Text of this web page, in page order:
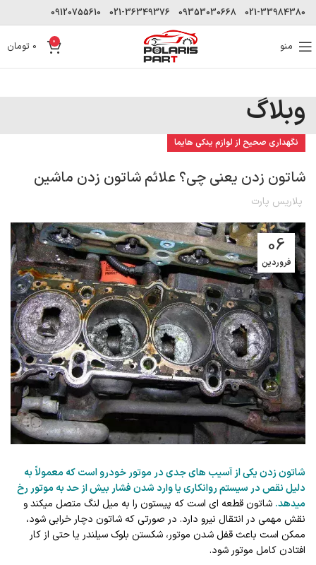
021-33984380
09353030668
021-36349376
09120755610
منو 0
0 تومان
وبلاگ
نگهداری صحیح از لوازم یدکی هایما
شاتون زدن یعنی چی؟ علائم شاتون زدن ماشین
پلاریس پارت
06
فروردین
شاتون زدن یکی از آسیب‌ های جدی در موتور خودرو است که معمولاً به
دلیل نقص در سیستم روانکاری یا وارد شدن فشار بیش از حد به موتور رخ
میدهد. شاتون قطعه‌ ای است که پیستون را به میل‌ لنگ متصل میکند و
نقش مهمی در انتقال نیرو دارد. در صورتی که شاتون دچار خرابی شود،
ممکن است باعث قفل شدن موتور، شکستن بلوک سیلندر یا حتی از کار
افتادن کامل موتور شود.